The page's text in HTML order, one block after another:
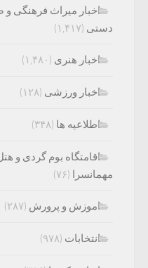
اخبار میراث فرهنگی و
دستی (۱,۴۱۷)
اخبار هنری (۱,۴۸۰)
اخبار ورزشی (۱۲۸)
اطلاعیه ها (۳۴۸)
اقامتگاه بوم گردی و
مهمانسرا (۷۶)
اموزش و پرورش (۲۸۷)
انتخابات (۹۷۸)